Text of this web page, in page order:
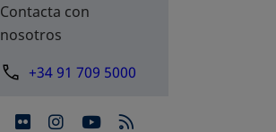
Contacta con
nosotros
+34 91 709 5000
se abre en una pestaña
se abre en una pestaña
se abre en una
se abre en una